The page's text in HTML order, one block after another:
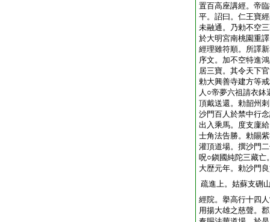
置百高座講經。帝
平。詔曰。仁王寶
未融通。乃勅不空
於大明宮南桃園重
經理雖符順。所譯
序文。加不空特進
居三寶。其令天下
勅大興善寺建方等
人○帝夢六祖請衣鉢
頂戴送還。勅韶州
沙門百人於禁中行
出入乘馬。度支廩
士角法告勝。勅賜
灌頂道場。撰沙門
呪○鎭國純陀三藏亡
大歴元年。勅沙門
疏進上。姑蘇支硎
經院。擧高行十四
用揚大雄之慈聲。